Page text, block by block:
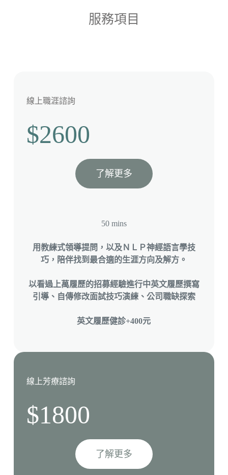
服務項目
線上職涯諮詢
$2600
了解更多
50 mins
用教練式領導提問，以及ＮＬＰ神經語言學技
巧，陪伴找到最合適的生涯方向及解方。
以看過上萬履歷的招募經驗進行中英文履歷撰寫
引導、自傳修改面試技巧演練、公司職缺探索
英文履歷健診+400元
線上芳療諮詢
$1800
了解更多